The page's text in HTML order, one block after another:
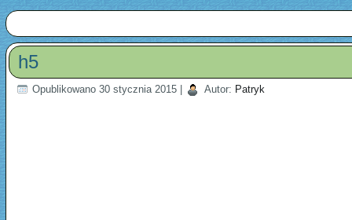
h5
Opublikowano 30 stycznia 2015 Autor: Patryk